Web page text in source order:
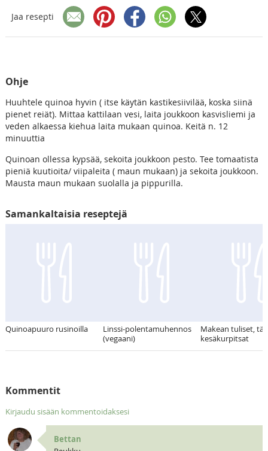
Jaa resepti
Ohje
Huuhtele quinoa hyvin ( itse käytän kastikesiivilää, koska siinä
pienet reiät). Mittaa kattilaan vesi, laita joukkoon kasvisliemi ja
veden alkaessa kiehua laita mukaan quinoa. Keitä n. 12
minuuttia
Quinoan ollessa kypsää, sekoita joukkoon pesto. Tee tomaatista
pieniä kuutioita/ viipaleita ( maun mukaan) ja sekoita joukkoon.
Mausta maun mukaan suolalla ja pippurilla.
Samankaltaisia reseptejä
Quinoapuuro rusinoilla
Linssi-polentamuhennos
(vegaani)
Makean tuliset,
kesäkurpitsat
Kommentit
Kirjaudu sisään kommentoidaksesi
Bettan